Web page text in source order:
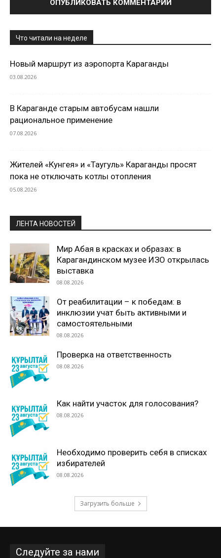
Что читали на неделе
Новый маршрут из аэропорта Караганды
03.08.2026
В Караганде старым автобусам нашли
рациональное применение
07.08.2026
Жителей «Кунгея» и «Таугуль» Караганды просят
пока не отключать котлы отопления
05.08.2026
ЛЕНТА НОВОСТЕЙ
Мир Абая в красках и образах: в
Карагандинском музее ИЗО открылась
выставка
08.08.2026
От реабилитации – к победам: в
инклюзии учат быть активными и
самостоятельными
08.08.2026
Проверка на ответственность
08.08.2026
Как найти участок для голосования?
08.08.2026
Необходимо проверить себя в списках
избирателей
08.08.2026
Загрузить больше
Следуйте за нами